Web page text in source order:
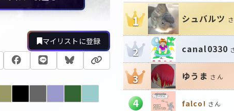
マイリストに登録
1 シュバルツ
2 canal0330
3 ゆうま さん
4 falco! さん